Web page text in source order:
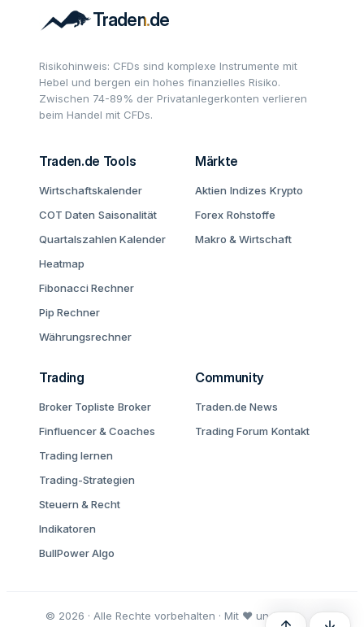
Risikohinweis: CFDs sind komplexe Instrumente mit
Hebel und bergen ein hohes finanzielles Risiko.
Zwischen 74-89% der Privatanlegerkonten verlieren
beim Handel mit CFDs.
Traden.de Tools
Wirtschaftskalender
COT Daten Saisonalität
Quartalszahlen Kalender
Heatmap
Fibonacci Rechner
Pip Rechner
Währungsrechner
Märkte
Aktien Indizes Krypto
Forex Rohstoffe
Makro & Wirtschaft
Trading
Broker Topliste Broker
Finfluencer & Coaches
Trading lernen
Trading-Strategien
Steuern & Recht
Indikatoren
BullPower Algo
Community
Traden.de News
Trading Forum Kontakt
© 2026 · Alle Rechte vorbehalten · Mit ♥ und